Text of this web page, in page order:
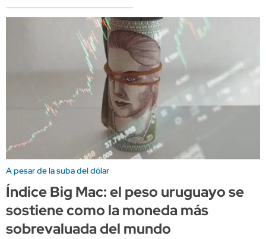
A pesar de la suba del dólar
Índice Big Mac: el peso uruguayo se
sostiene como la moneda más
sobrevaluada del mundo